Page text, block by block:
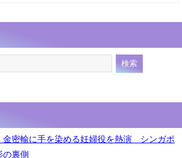
金密輸に手を染める妊婦役を熱演 シンガポ
の裏側